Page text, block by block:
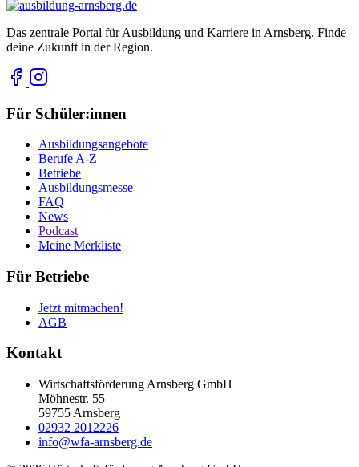
Das zentrale Portal für Ausbildung und Karriere in Arnsberg. Finde
deine Zukunft in der Region.
Für Schüler:innen
Ausbildungsangebote
Berufe A-Z
Betriebe
Ausbildungsmesse
FAQ
News
Podcast
Meine Merkliste
Für Betriebe
Jetzt mitmachen!
AGB
Kontakt
Wirtschaftsförderung Arnsberg GmbH
Möhnestr. 55
59755 Arnsberg
02932 2012226
info@wfa-arnsberg.de